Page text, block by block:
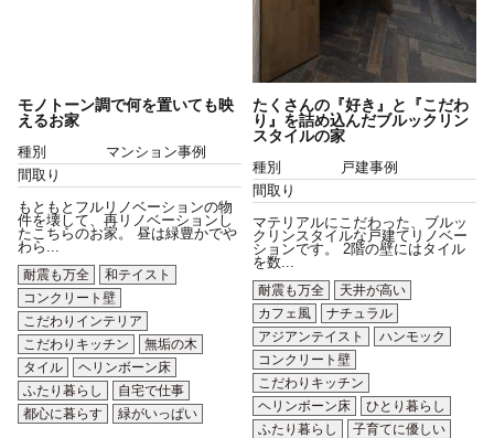
モノトーン調で何を置いても映
えるお家
種別
マンション事例
間取り
もともとフルリノベーションの物
件を壊して、再リノベーションし
たこちらのお家。 昼は緑豊かでや
わら...
耐震も万全
和テイスト
コンクリート壁
こだわりインテリア
こだわりキッチン
無垢の木
タイル
ヘリンボーン床
ふたり暮らし
自宅で仕事
都心に暮らす
緑がいっぱい
たくさんの『好き』と『こだわ
り』を詰め込んだブルックリン
スタイルの家
種別
戸建事例
間取り
マテリアルにこだわった、ブルッ
クリンスタイルな戸建てリノベー
ションです。 2階の壁にはタイル
を数...
耐震も万全
天井が高い
カフェ風
ナチュラル
アジアンテイスト
ハンモック
コンクリート壁
こだわりキッチン
ヘリンボーン床
ひとり暮らし
ふたり暮らし
子育てに優しい